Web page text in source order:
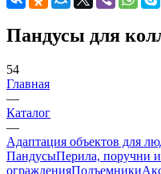
Пандусы для
54
Главная
—
Каталог
—
Адаптация объектов для
ПандусыПерила, поручни и
огражденияПодъемники